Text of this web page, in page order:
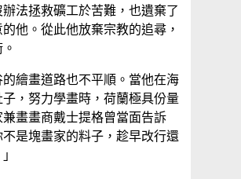
辦法拯救礦工於苦難，也遺棄了
他。從此他放棄宗教的追尋，
的繪畫道路也不平順。當他在海
子，努力學畫時，荷蘭極具份量
兼畫畫商戴士提格曾當面告訴
不是塊畫家的料子，趁早改行還